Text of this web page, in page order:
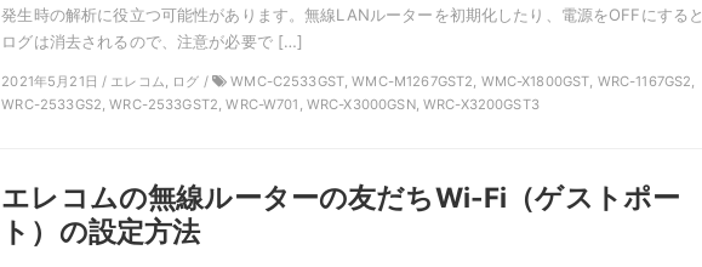
発生時の解析に役立つ可能性があります。無線LANルーターを初期化したり、電源をOFFにすると
ログは消去されるので、注意が必要で […]
2021年5月21日 / エレコム, ログ /
WMC-C2533GST, WMC-M1267GST2, WMC-X1800GST, WRC-1167GS2,
WRC-2533GS2, WRC-2533GST2, WRC-W701, WRC-X3000GSN, WRC-X3200GST3
エレコムの無線ルーターの友だちWi-Fi（ゲストポー
ト）の設定方法